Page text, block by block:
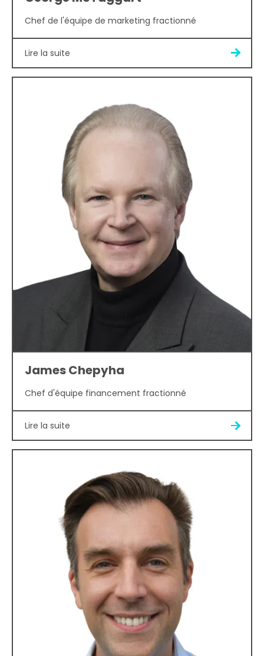
Chef de l'équipe de marketing fractionné
Lire la suite
James Chepyha
Chef d'équipe financement fractionné
Lire la suite